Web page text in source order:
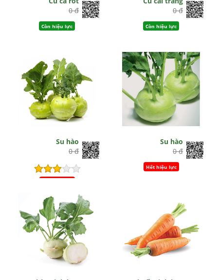
0 đ
Còn hiệu lực
0 đ
Còn hiệu lực
Su hào
0 đ
Su hào
0 đ
Hết hiệu lực